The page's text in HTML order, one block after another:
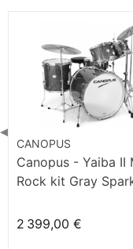
CANOPUS
Canopus - Yaiba II
Rock kit Gray
2 399,00 €
◀